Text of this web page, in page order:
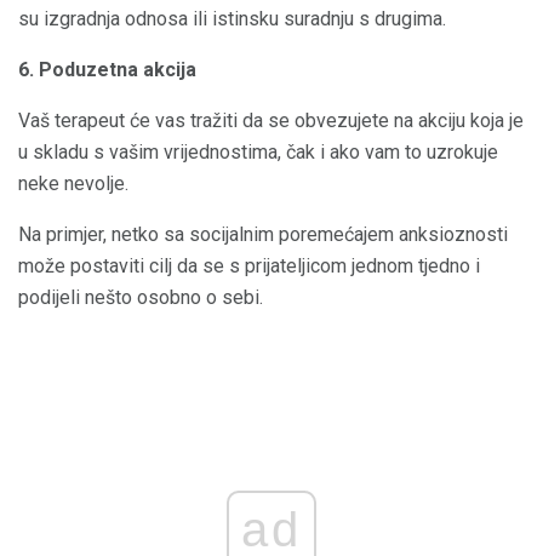
su izgradnja odnosa ili istinsku suradnju s drugima.
6. Poduzetna akcija
Vaš terapeut će vas tražiti da se obvezujete na akciju koja je
u skladu s vašim vrijednostima, čak i ako vam to uzrokuje
neke nevolje.
Na primjer, netko sa socijalnim poremećajem anksioznosti
može postaviti cilj da se s prijateljicom jednom tjedno i
podijeli nešto osobno o sebi.
ad